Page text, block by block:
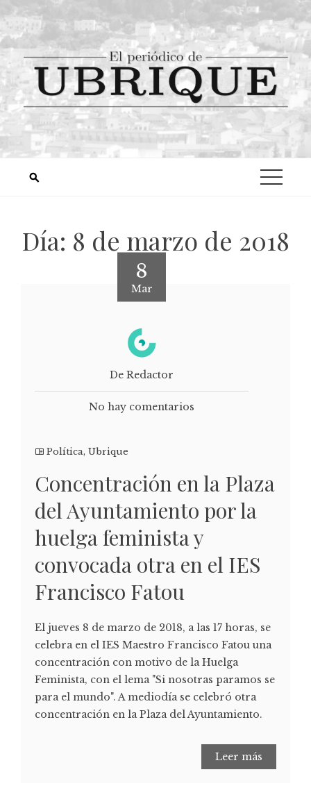
Día: 8 de marzo de 2018
8
Mar
De Redactor
No hay comentarios
Política, Ubrique
Concentración en la Plaza
del Ayuntamiento por la
huelga feminista y
convocada otra en el IES
Francisco Fatou
El jueves 8 de marzo de 2018, a las 17 horas, se
celebra en el IES Maestro Francisco Fatou una
concentración con motivo de la Huelga
Feminista, con el lema "Si nosotras paramos se
para el mundo". A mediodía se celebró otra
concentración en la Plaza del Ayuntamiento.
Leer más